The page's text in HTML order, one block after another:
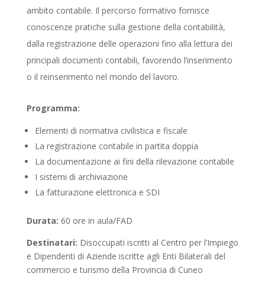
ambito contabile. Il percorso formativo fornisce
conoscenze pratiche sulla gestione della contabilità,
dalla registrazione delle operazioni fino alla lettura dei
principali documenti contabili, favorendo l’inserimento
o il reinserimento nel mondo del lavoro.
Programma:
Elementi di normativa civilistica e fiscale
La registrazione contabile in partita doppia
La documentazione ai fini della rilevazione contabile
I sistemi di archiviazione
La fatturazione elettronica e SDI
Durata: 60 ore in aula/FAD
Destinatari: Disoccupati iscritti al Centro per l’Impiego
e Dipendenti di Aziende iscritte agli Enti Bilaterali del
commercio e turismo della Provincia di Cuneo